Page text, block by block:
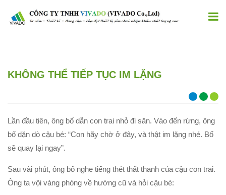
KHÔNG THỂ TIẾP TỤC IM LẶNG
Lần đầu tiên, ông bố dẫn con trai nhỏ đi săn. Vào đến rừng, ông
bố dặn dò cậu bé: “Con hãy chờ ở đây, và thật im lặng nhé. Bố
sẽ quay lại ngay”.
Sau vài phút, ông bố nghe tiếng thét thất thanh của cậu con trai.
Ông ta vội vàng phóng về hướng cũ và hỏi cậu bé: